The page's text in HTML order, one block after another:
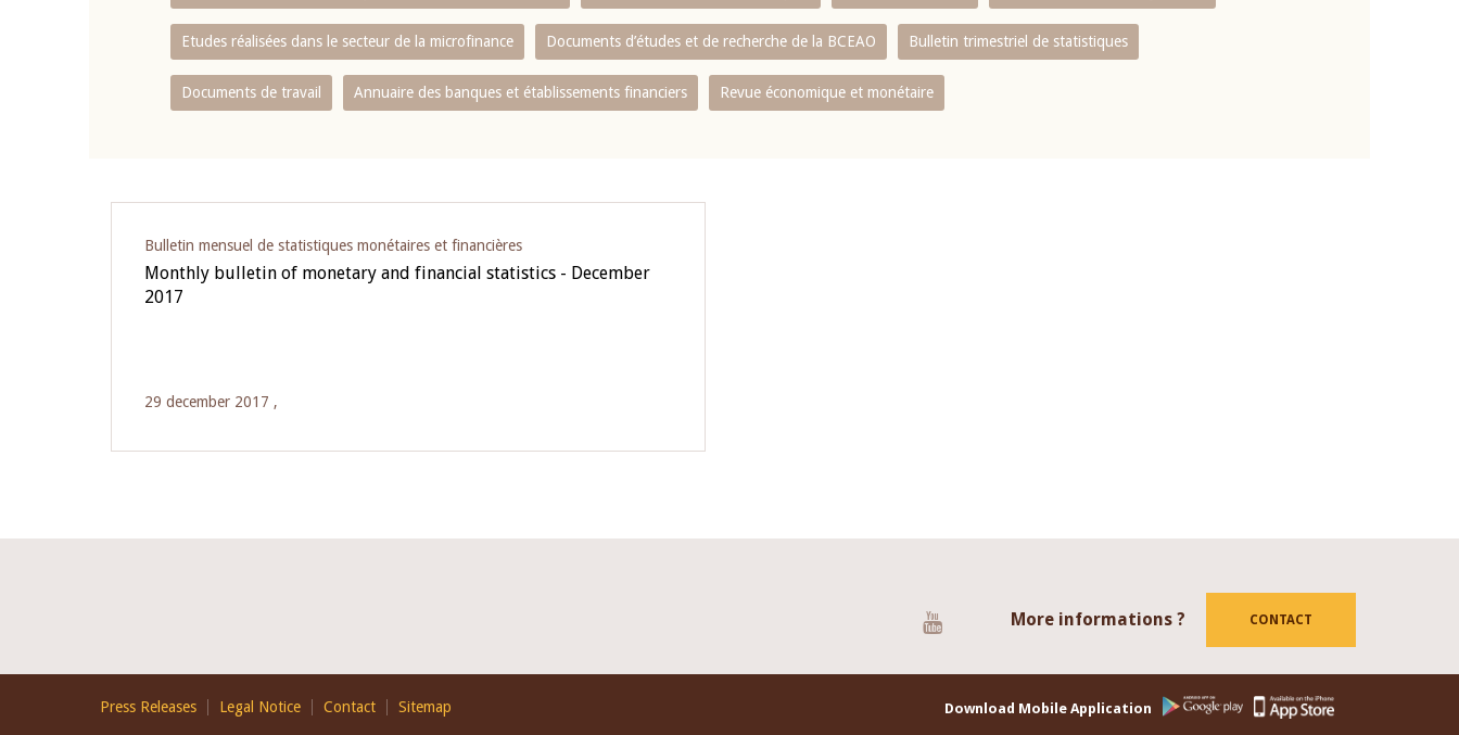
Etudes réalisées dans le secteur de la microfinance Documents d’études et de recherche de la BCEAO Bulletin trimestriel de statistiques
Documents de travail Annuaire des banques et établissements financiers Revue économique et monétaire
Bulletin mensuel de statistiques monétaires et financières
Monthly bulletin of monetary and financial statistics - December
2017
29 december 2017 ,
More informations ? CONTACT
Download Mobile Application
Footer
EN
Press Releases Legal Notice Contact Sitemap